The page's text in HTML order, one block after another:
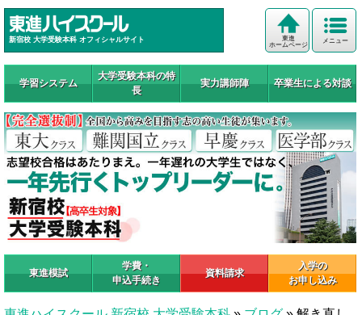
新宿校 大学受験本科 オフィシャルサイト メニュー
東進
ホームページ
学習システム
大学受験本科の特
長
実力講師陣 卒業生による対談
東進模試
学費・
申込手続き
資料請求
入学の
お申し込み